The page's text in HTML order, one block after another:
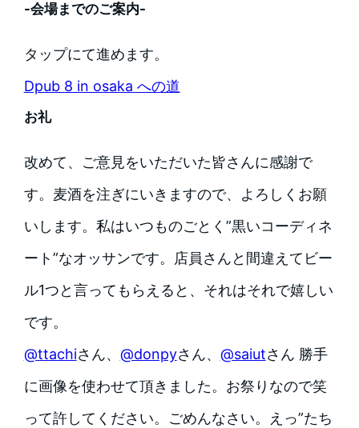
-会場までのご案内-
タップにて進めます。
Dpub 8 in osaka への道
お礼
改めて、ご意見をいただいた皆さんに感謝で
す。麦酒を注ぎにいきますので、よろしくお願
いします。私はいつものごとく”黒いコーディネ
ート”なオッサンです。店員さんと間違えてビー
ル1つと言ってもらえると、それはそれで嬉しい
です。
@ttachiさん、 @donpyさん、 @saiutさん 勝手
に画像を使わせて頂きました。お祭りなので笑
って許してください。ごめんなさい。えっ”たち